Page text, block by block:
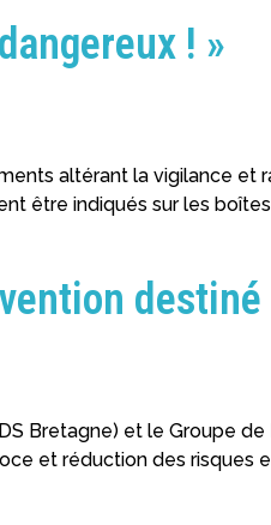
! »
altérant la vigilance
être indiqués sur les
Bretagne) et le Groupe
et réduction des risques